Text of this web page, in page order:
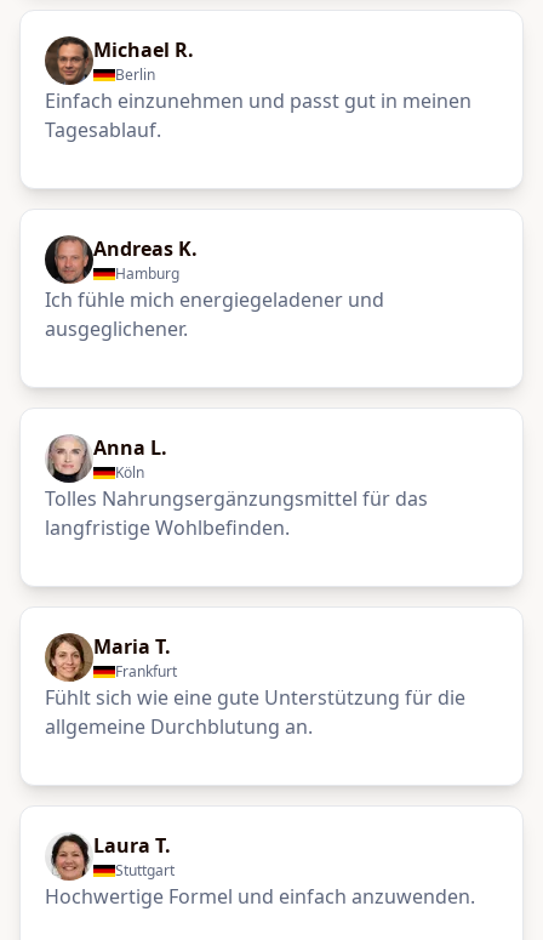
Michael R.
Berlin
Einfach einzunehmen und passt gut in meinen
Tagesablauf.
Andreas K.
Hamburg
Ich fühle mich energiegeladener und
ausgeglichener.
Anna L.
Köln
Tolles Nahrungsergänzungsmittel für das
langfristige Wohlbefinden.
Maria T.
Frankfurt
Fühlt sich wie eine gute Unterstützung für die
allgemeine Durchblutung an.
Laura T.
Stuttgart
Hochwertige Formel und einfach anzuwenden.